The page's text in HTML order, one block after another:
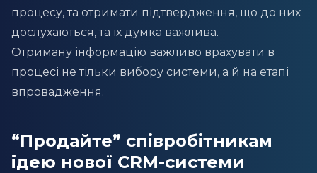
процесу, та отримати підтвердження, що до них
дослухаються, та їх думка важлива.
Отриману інформацію важливо врахувати в
процесі не тільки вибору системи, а й на етапі
впровадження.
“Продайте” співробітникам
ідею нової CRM-системи